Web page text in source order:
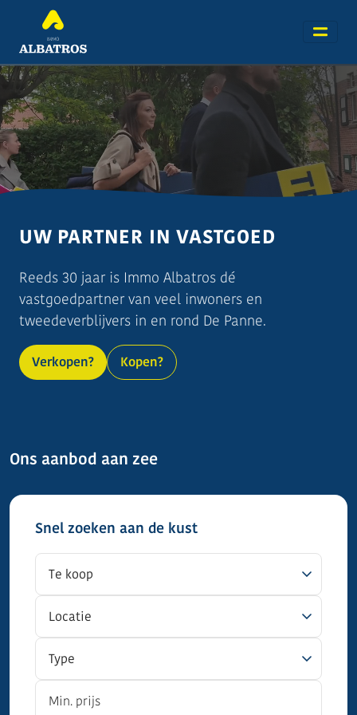
UW PARTNER IN VASTGOED
Reeds 30 jaar is Immo Albatros dé
vastgoedpartner van veel inwoners en
tweedeverblijvers in en rond De Panne.
Verkopen? Kopen?
Ons aanbod aan zee
Snel zoeken aan de kust